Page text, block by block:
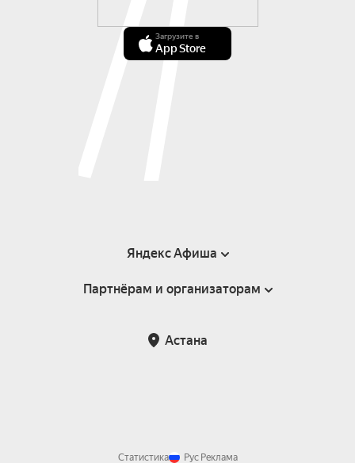
Загрузите в
App Store
Яндекс Афиша
Справка
Возврат билетов
Партнёрам и организаторам
Астана
Статистика Рус Реклама